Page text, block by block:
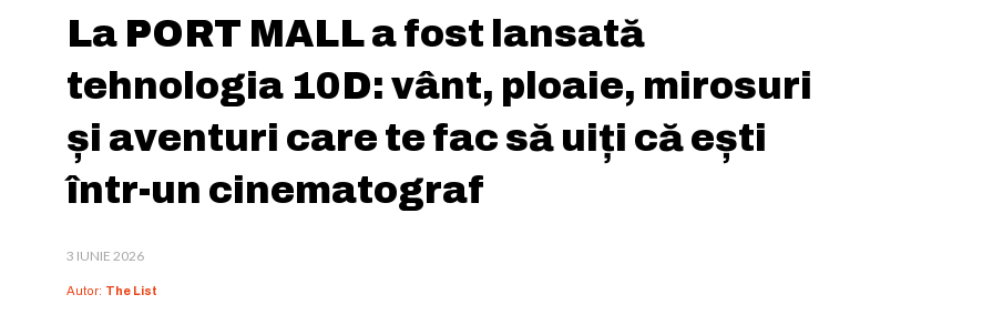
La PORT MALL a fost lansată
tehnologia 10D: vânt, ploaie, mirosuri
și aventuri care te fac să uiți că ești
într-un cinematograf
3 IUNIE 2026
Autor: The List